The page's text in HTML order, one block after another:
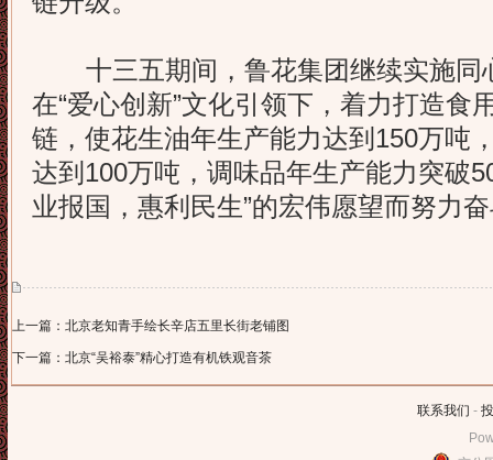
十三五期间，鲁花集团继续实施同
在“爱心创新”文化引领下，着力打造食
链，使花生油年生产能力达到150万吨
达到100万吨，调味品年生产能力突破
业报国，惠利民生”的宏伟愿望而努力
上一篇：北京老知青手绘长辛店五里长街老铺图
下一篇：北京“吴裕泰”精心打造有机铁观音茶
联系我们 -